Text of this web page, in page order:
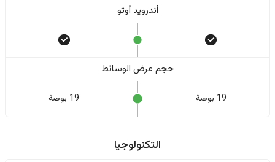
أندرويد أوتو
حجم عرض الوسائط
19 بوصة 19 بوصة
التكنولوجيا